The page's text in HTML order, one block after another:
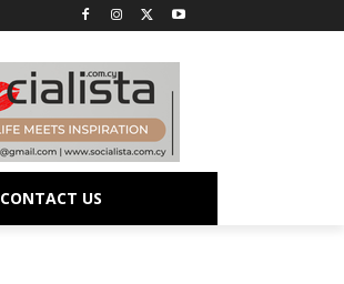
CONTACT US